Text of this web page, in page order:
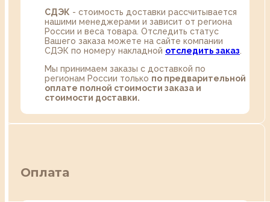
СДЭК - стоимость доставки рассчитывается
нашими менеджерами и зависит от региона
России и веса товара. Отследить статус
Вашего заказа можете на сайте компании
СДЭК по номеру накладной отследить заказ
Мы принимаем заказы с доставкой по
регионам России только по предварительной
оплате полной стоимости заказа и
стоимости доставки.
Оплата